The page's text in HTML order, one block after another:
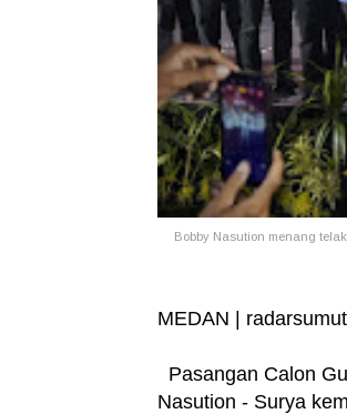
Bobby Nasution menang
MEDAN |
Pasangan Calon
Nasution - Surya